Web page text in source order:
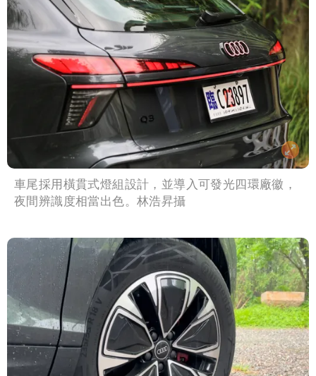
車尾採用橫貫式燈組設計，並導入可發光四環廠徽，
夜間辨識度相當出色。林浩昇攝